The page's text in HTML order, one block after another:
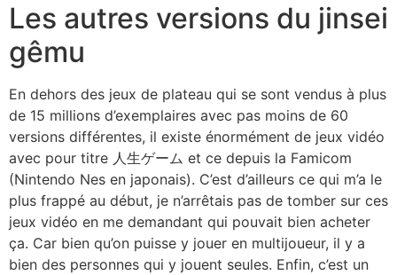
Les autres versions du jinsei
gêmu
En dehors des jeux de plateau qui se sont vendus à plus
de 15 millions d’exemplaires avec pas moins de 60
versions différentes, il existe énormément de jeux vidéo
avec pour titre 人生ゲーム et ce depuis la Famicom
(Nintendo Nes en japonais). C’est d’ailleurs ce qui m’a le
plus frappé au début, je n’arrêtais pas de tomber sur ces
jeux vidéo en me demandant qui pouvait bien acheter
ça. Car bien qu’on puisse y jouer en multijoueur, il y a
bien des personnes qui y jouent seules. Enfin, c’est un